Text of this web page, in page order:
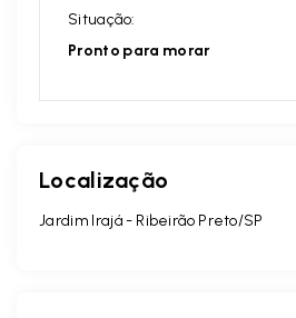
Situação:
Pronto para morar
Localização
Jardim Irajá - Ribeirão Preto/SP